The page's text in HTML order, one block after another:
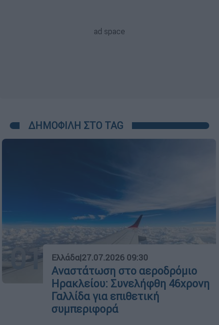
ΔΗΜΟΦΙΛΗ ΣΤΟ TAG
01 Ελλάδα|27.07.2026 09:30
Αναστάτωση στο αεροδρόμιο
Ηρακλείου: Συνελήφθη 46χρονη
Γαλλίδα για επιθετική
συμπεριφορά